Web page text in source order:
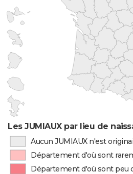
Les JUMIAUX par lieu de
Aucun JUMIAUX n'est
Département d'où sont
Département d'où sont peu